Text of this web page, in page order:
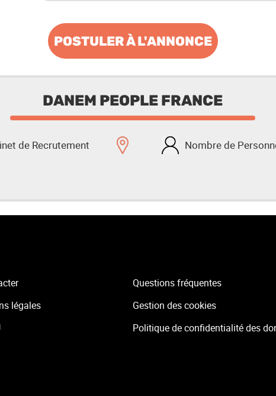
POSTULER À L'ANNONCE
DANEM PEOPLE FRANCE
de Recrutement Nombre de
légales
Questions fréquentes
Gestion des cookies
Politique de confidentialité des